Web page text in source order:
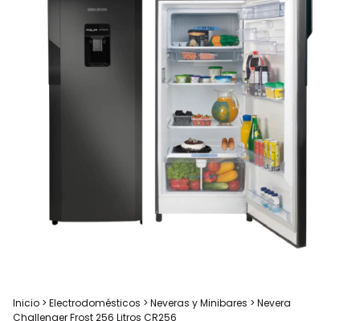
Inicio > Electrodomésticos > Neveras y Minibares > Nevera
Challenger Frost 256 Litros CR256